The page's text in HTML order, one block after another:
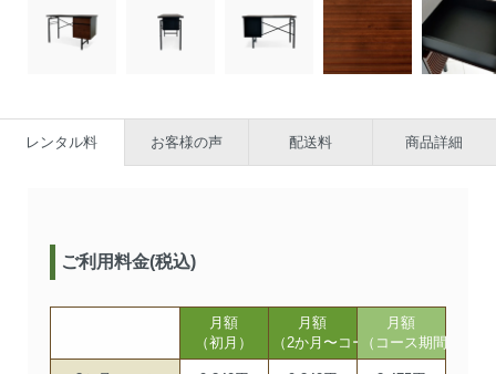
レンタル料 お客様の声 配送料 商品詳細
ご利用料金(税込)
月額
（初月）
月額
（2か月〜コース期間まで）
月額
（コース期間以降）